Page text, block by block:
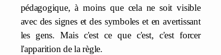
pédagogique, à moins que cela ne soit visible
avec des signes et des symboles et en avertissant
les gens. Mais c'est ce que c'est, c'est forcer
l'apparition de la règle.